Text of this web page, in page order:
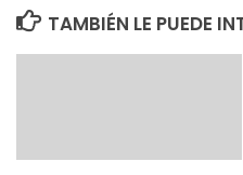
TAMBIÉN LE PUEDE